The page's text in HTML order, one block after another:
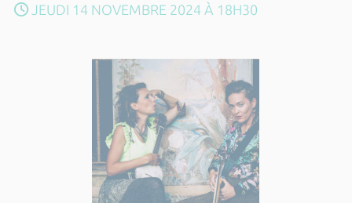
JEUDI 14 NOVEMBRE 2024 À 18H30